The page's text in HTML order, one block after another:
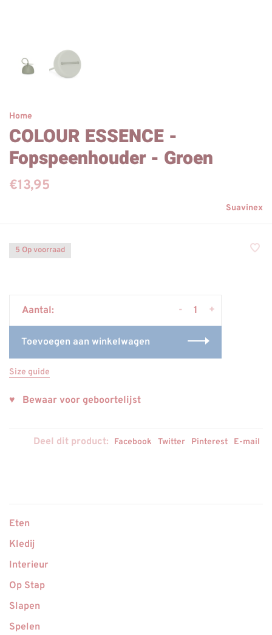
Home
COLOUR ESSENCE -
Fopspeenhouder - Groen
€13,95
Suavinex
5 Op voorraad
Aantal: +
-
Toevoegen aan winkelwagen
Size guide
♥ Bewaar voor geboortelijst
Deel dit product: Facebook Twitter Pinterest E-mail
Eten
Kledij
Interieur
Op Stap
Slapen
Spelen